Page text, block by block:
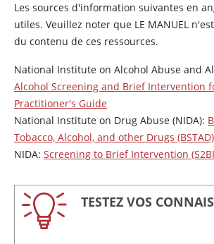
Les sources d'information suivantes en
utiles. Veuillez noter que LE MANUEL
du contenu de ces ressources.
National Institute on Alcohol Abuse and
Alcohol Screening and Brief Intervention
Practitioner's Guide
National Institute on Drug Abuse (NIDA):
Tobacco, Alcohol, and other Drugs
NIDA: Screening to Brief Intervention
TESTEZ VOS